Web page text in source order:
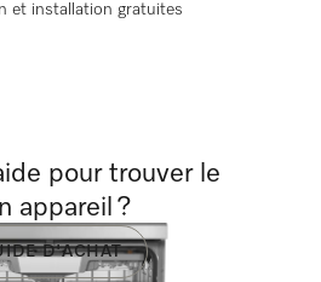
et installation gratuites
pour trouver le
appareil ?
D'ACHAT